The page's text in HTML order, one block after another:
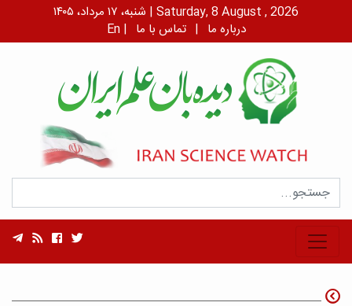
شنبه، ۱۷ مرداد، ۱۴۰۵ | Saturday, 8 August , 2026
En | درباره ما | تماس با ما